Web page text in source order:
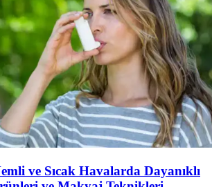
ve Sıcak Havalarda Dayanıklı